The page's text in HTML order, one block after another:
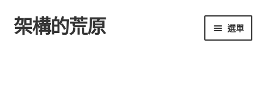
跳
至
跳
至
架構的荒原 選單